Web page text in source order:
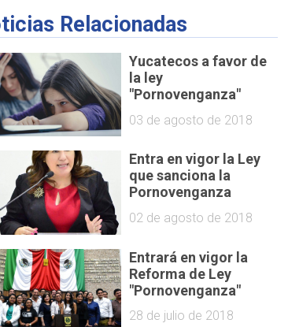
Relacionadas
Yucatecos a favor de
la ley
"Pornovenganza"
03 de agosto de 2018
Entra en vigor la Ley
que sanciona la
Pornovenganza
02 de agosto de 2018
Entrará en vigor la
Reforma de Ley
"Pornovenganza"
28 de julio de 2018